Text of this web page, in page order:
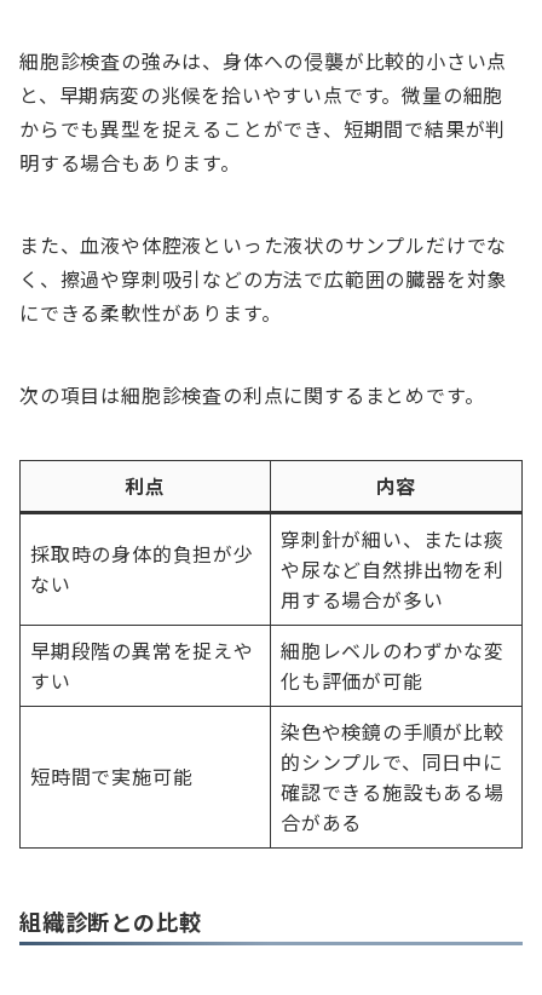
細胞診検査の強みは、身体への侵襲が比較的小さい点
と、早期病変の兆候を拾いやすい点です。微量の細胞
からでも異型を捉えることができ、短期間で結果が判
明する場合もあります。
また、血液や体腔液といった液状のサンプルだけでな
く、擦過や穿刺吸引などの方法で広範囲の臓器を対象
にできる柔軟性があります。
次の項目は細胞診検査の利点に関するまとめです。
利点 内容
採取時の身体的負担が少
ない
穿刺針が細い、または痰
や尿など自然排出物を利
用する場合が多い
早期段階の異常を捉えや
すい
細胞レベルのわずかな変
化も評価が可能
短時間で実施可能
染色や検鏡の手順が比較
的シンプルで、同日中に
確認できる施設もある場
合がある
組織診断との比較